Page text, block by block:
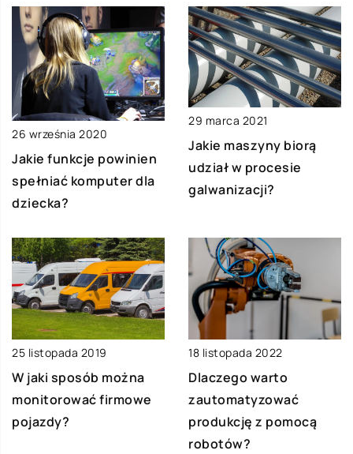
26 września 2020
Jakie funkcje powinien
spełniać komputer dla
dziecka?
29 marca 2021
Jakie maszyny biorą
udział w procesie
galwanizacji?
25 listopada 2019
W jaki sposób można
monitorować firmowe
pojazdy?
18 listopada 2022
Dlaczego warto
zautomatyzować
produkcję z pomocą
robotów?